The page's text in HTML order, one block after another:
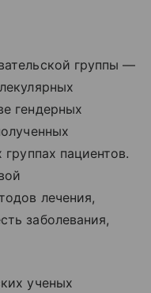
группы —
гендерных
пациентов.
лечения,
заболевания,
ученых